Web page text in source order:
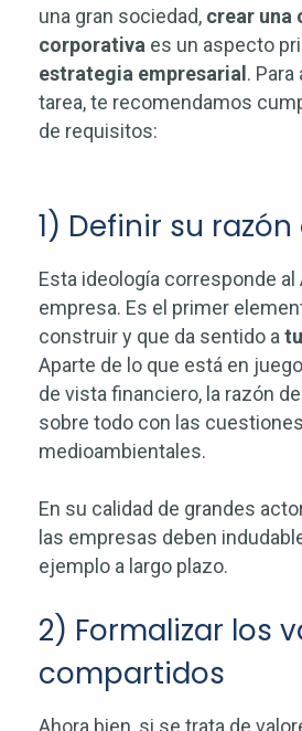
una gran sociedad, crear una
corporativa es un aspecto
estrategia empresarial .
tarea, te recomendamos
de requisitos:
1) Definir su razón
Esta ideología corresponde al
empresa. Es el primer
construir y que da sentido a
Aparte de lo que está en
de vista financiero, la razón
sobre todo con las
medioambientales.
En su calidad de grandes
las empresas deben
ejemplo a largo plazo.
2) Formalizar los
compartidos
Ahora bien, si se trata de